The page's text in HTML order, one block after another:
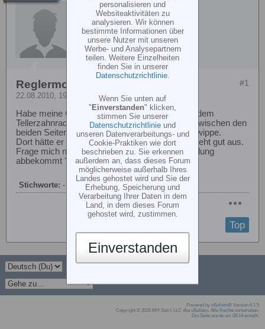
ncharly50
#1
Reglermontage 600esp
22.08.2010, 19:31
Habe meine Contronic beim ESP seitlich unter dem
Tellerzahnrad montiert. Schöner würde es mir zwischen den
beiden Seitenteilen montieren, hinter der Akkkuwippe.
Dort hätte er gut Platz würde nicht stören und sieht gut aus.
Frage mich nur ob er trotzdem noch genug Kühlung
abbekommt ?
Stichworte: -
Top
Powered by vBulletin® Version 6.1.5
Copyright © 2026 MH Sub I, LLC dba vBulletin. Alle Rechte vorbehalten.
Die Seite wurde um 08:14 erstellt.
personalisieren und
Websiteaktivitäten zu
analysieren. Wir können
bestimmte Informationen über
unsere Nutzer mit unseren
Werbe- und Analysepartnern
teilen. Weitere Einzelheiten
finden Sie in unserer
Datenschutzrichtlinie.
Wenn Sie unten auf
"Einverstanden" klicken,
stimmen Sie unserer
Datenschutzrichtlinie und
unseren Datenverarbeitungs- und
Cookie-Praktiken wie dort
beschrieben zu. Sie erkennen
außerdem an, dass dieses Forum
möglicherweise außerhalb Ihres
Landes gehostet wird und Sie der
Erhebung, Speicherung und
Verarbeitung Ihrer Daten in dem
Land, in dem dieses Forum
gehostet wird, zustimmen.
Einverstanden